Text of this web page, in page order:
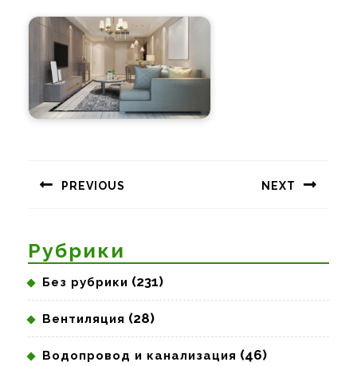
записям
PREVIOUS NEXT
Рубрики
Без рубрики (231)
Вентиляция (28)
Водопровод и канализация (46)